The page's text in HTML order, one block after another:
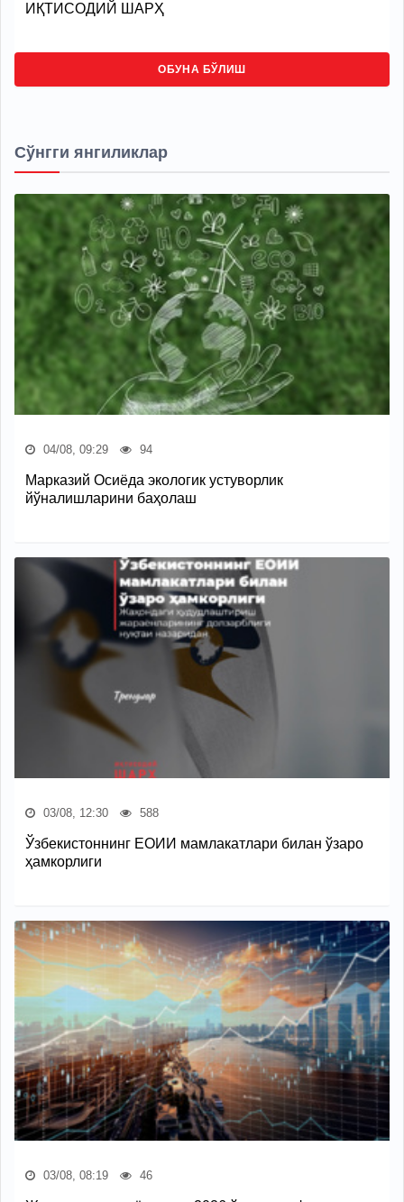
ИҚТИСОДИЙ ШАРҲ
ОБУНА БЎЛИШ
Сўнгги янгиликлар
04/08, 09:29 94
Марказий Осиёда экологик устуворлик
йўналишларини баҳолаш
03/08, 12:30 588
Ўзбекистоннинг ЕОИИ мамлакатлари билан ўзаро
ҳамкорлиги
03/08, 08:19 46